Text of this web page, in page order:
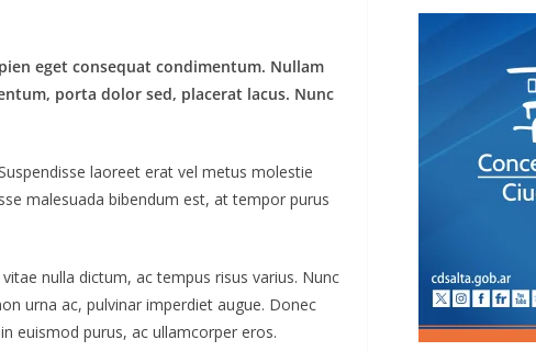
eget consequat condimentum. Nullam
porta dolor sed, placerat lacus. Nunc
laoreet erat vel metus molestie
malesuada bibendum est, at tempor purus
nulla dictum, ac tempus risus varius. Nunc
urna ac, pulvinar imperdiet augue. Donec
euismod purus, ac ullamcorper eros.